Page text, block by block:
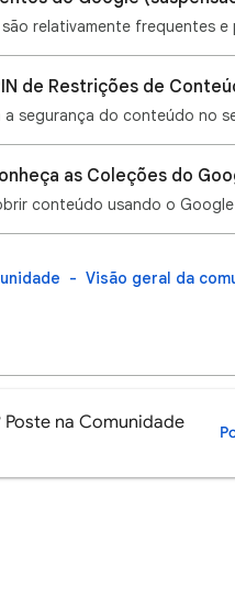
as Coleções do
Visão geral da
Poste na Comunidade